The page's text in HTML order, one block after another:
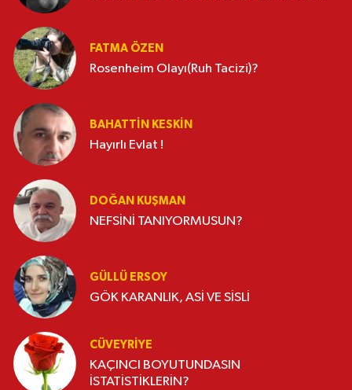
FATMA ÖZEN
Rosenheim Olayı(Ruh Tacizi)?
BAHATTIN KESKİN
Hayırlı Evlat !
DOĞAN KUŞMAN
NEFSİNİ TANIYORMUSUN?
GÜLLÜ ERSOY
GÖK KARANLIK, ASİ VE SİSLİ
CÜVEYRIYE
KAÇINCI BOYUTUNDASIN
İSTATİSTİKLERİN?